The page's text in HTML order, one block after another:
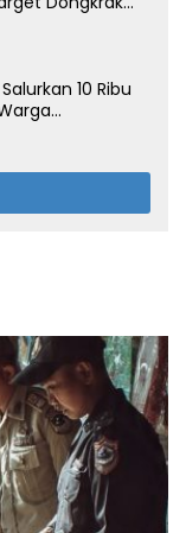
10 Ribu